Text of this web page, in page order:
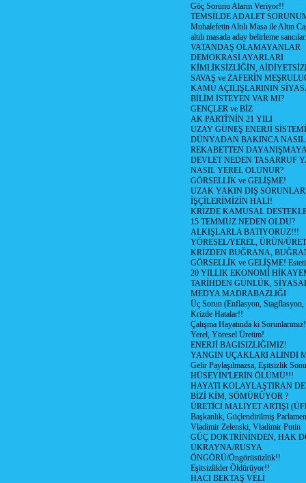
Göç Sorunu Alarm Veriyor!!
TEMSİLDE ADALET
Muhalefetin Altılı Masa ile Altın
altılı masada aday belirleme
VATANDAŞ OLAMAYANLAR
DEMOKRASİ AYARLARI
KİMLİKSİZLİĞİN,
SAVAŞ ve ZAFERİN
KAMU AÇILIŞLARININ
BİLİM İSTEYEN VAR MI?
GENÇLER ve BİZ
AK PARTİ'NİN 21 YILI
UZAY GÜNEŞ ENERJİ SİSTEMİ
DÜNYADAN BAKINCA
REKABETTEN
DEVLET NEDEN TASARRUF
NASIL YEREL OLUNUR?
GÖRSELLİK ve GELİŞME!
UZAK YAKIN DIŞ
İŞÇİLERİMİZİN HALİ!
KRİZDE KAMUSAL
15 TEMMUZ NEDEN OLDU?
ALKIŞLARLA BATIYORUZ!!!
YÖRESEL/YEREL, ÜRÜN/
KRİZDEN BUĞRANA,
GÖRSELLİK ve GELİŞME!
20 YILLIK EKONOMİ
TARİHDEN GÜNLÜK,
MEDYA MADRABAZLIĞI
Üç Sorun (Enflasyon, Stagflasyon,
Krizde Hatalar!!
Çalışma Hayatında ki
Yerel, Yöresel Üretim!
ENERJİ BAGISIZLIĞIMIZ!
YANGIN UÇAKLARI ALINDI
Gelir Paylaşılmazsa, Eşitsizlik
HÜSEYİN'LERİN ÖLÜMÜ!!!
HAYATI KOLAYLAŞTIRAN
BİZİ KİM, SÖMÜRÜYOR ?
ÜRETİCİ MALİYET ARTIŞI
Başkanlık, Güçlendirilmiş
Vladimir Zelenski, Vladimir Putin
GÜÇ DOKTRİNİNDEN, HAK
UKRAYNA/RUSYA
ÖNGÖRÜ/Öngörüsüzlük!!
Eşitsizlikler Öldürüyor!!
HACI BEKTAŞ VELİ